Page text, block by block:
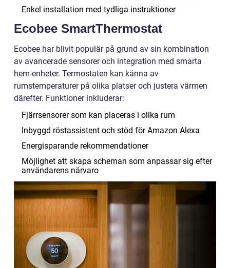
Enkel installation med tydliga instruktioner
Ecobee SmartThermostat
Ecobee har blivit populär på grund av sin kombination
av avancerade sensorer och integration med smarta
hem-enheter. Termostaten kan känna av
rumstemperaturer på olika platser och justera värmen
därefter. Funktioner inkluderar:
Fjärrsensorer som kan placeras i olika rum
Inbyggd röstassistent och stöd för Amazon Alexa
Energisparande rekommendationer
Möjlighet att skapa scheman som anpassar sig efter
användarens närvaro